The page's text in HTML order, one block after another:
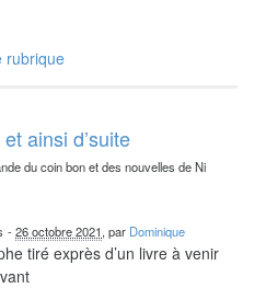
rubrique
ainsi d’suite
du coin bon et des nouvelles de Ni
-26 octobre 2021, par Dominique
tiré exprès d’un livre à venir